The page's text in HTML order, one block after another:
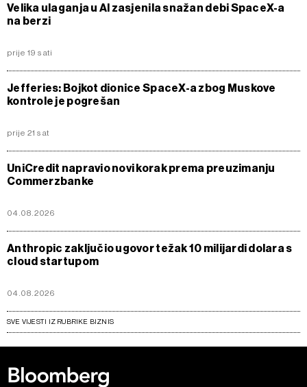
Velika ulaganja u AI zasjenila snažan debi SpaceX-a
na berzi
prije 19 sati
Jefferies: Bojkot dionice SpaceX-a zbog Muskove
kontrole je pogrešan
prije 21 sat
UniCredit napravio novi korak prema preuzimanju
Commerzbanke
04.08.2026
Anthropic zaključio ugovor težak 10 milijardi dolara s
cloud startupom
04.08.2026
SVE VIJESTI IZ RUBRIKE BIZNIS